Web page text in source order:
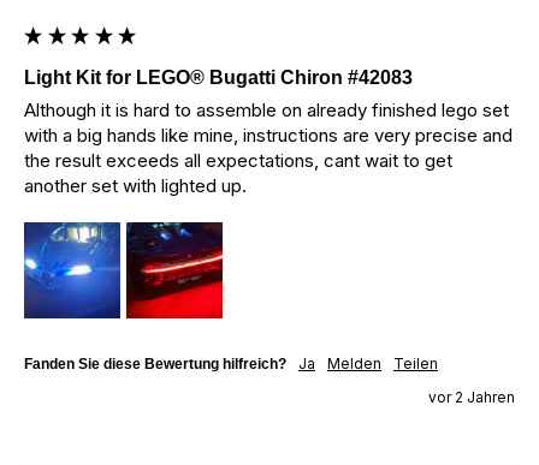
Light Kit for LEGO® Bugatti Chiron #42083
Although it is hard to assemble on already finished lego set
with a big hands like mine, instructions are very precise and
the result exceeds all expectations, cant wait to get
another set with lighted up.
Fanden Sie diese Bewertung hilfreich? Ja Melden
Teilen
vor 2 Jahren